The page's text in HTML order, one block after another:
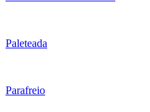
Paleteada
Parafreio